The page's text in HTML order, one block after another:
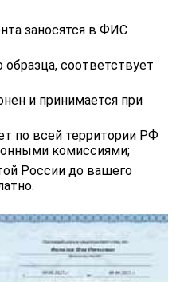
заносятся в ФИС
соответствует
и принимается при
по всей территории РФ
комиссиями;
России до вашего